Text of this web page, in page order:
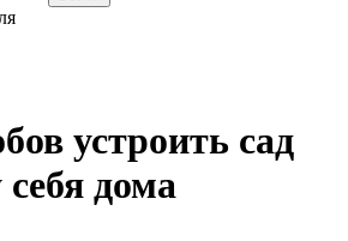
устроить сад
себя дома